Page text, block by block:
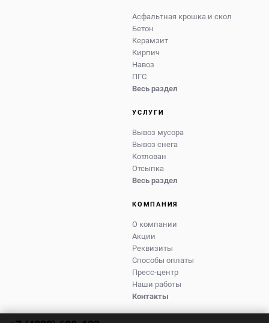
Асфальтная крошка и скол
Бетон
Керамзит
Кирпич
Навоз
ПГС
Весь раздел
УСЛУГИ
Вывоз мусора
Вывоз снега
Котлован
Отсыпка
Весь раздел
КОМПАНИЯ
О компании
Акции
Реквизиты
Способы оплаты
Пресс-центр
Наши работы
Контакты